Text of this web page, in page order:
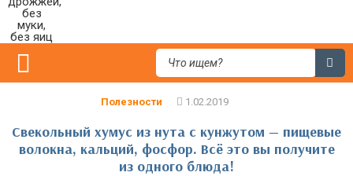
Полезности
Свекольный хумус из нута с кунжутом — пищевые
волокна, кальций, фосфор. Всё это вы получите
из одного блюда!